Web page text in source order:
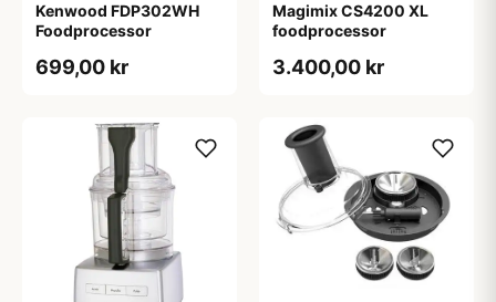
Kenwood FDP302WH
Foodprocessor
699,00 kr
Magimix CS4200 XL
foodprocessor
3.400,00 kr